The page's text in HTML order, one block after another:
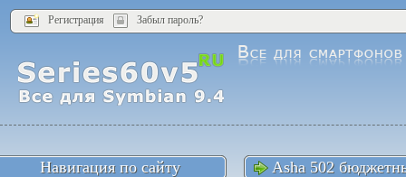
Регистрация Забыл пароль?
Asha 502
Навигация по сайту